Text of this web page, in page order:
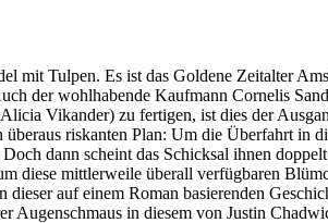
Tulpen. Es ist das Goldene Zeitalter
der wohlhabende Kaufmann Cornelis
Vikander) zu fertigen, ist dies der
riskanten Plan: Um die Überfahrt in
dann scheint das Schicksal ihnen
diese mittlerweile überall verfügbaren
auf einem Roman basierenden
in diesem von Justin